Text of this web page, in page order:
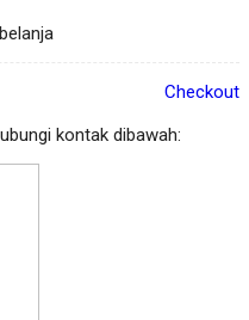
Checkout
kontak dibawah: